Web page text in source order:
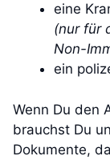
eine
(nur für
Non-
ein
Wenn Du den
brauchst Du
Dokumente,